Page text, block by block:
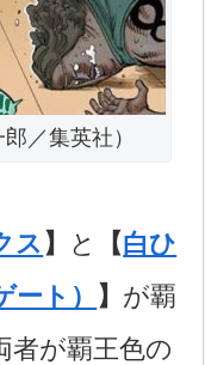
／集英社）
ス 】 と 【白ひ
ト）
】 が覇
者が覇王色の